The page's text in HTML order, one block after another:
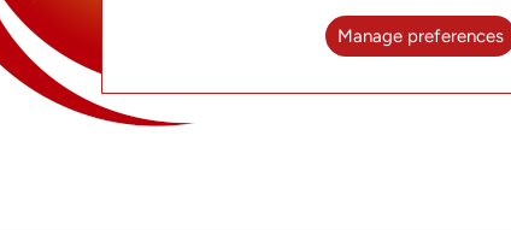
Manage preferences